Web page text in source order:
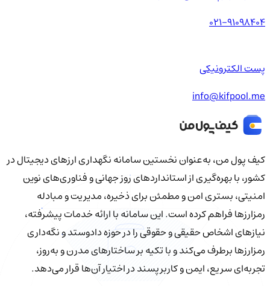
021-91098404
پست الکترونیکی
info@kifpool.me
کیف‌ پول من، به‌عنوان نخستین سامانه نگهداری ارزهای دیجیتال در
کشور، با بهره‌گیری از استانداردهای روز جهانی و فناوری‌های نوین
امنیتی، بستری امن و مطمئن برای ذخیره، مدیریت و مبادله
رمزارزها فراهم کرده است. این سامانه با ارائه خدمات پیشرفته،
نیازهای اشخاص حقیقی و حقوقی را در حوزه دادوستد و نگه‌داری
رمزارزها برطرف می‌کند و با تکیه بر ساختارهای مدرن و به‌روز،
تجربه‌ای سریع، ایمن و کاربرپسند در اختیار آن‌ها قرار می‌دهد.